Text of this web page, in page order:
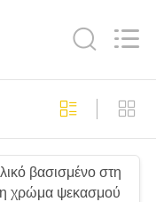
βασισμένο στη
χρώμα ψεκασμού